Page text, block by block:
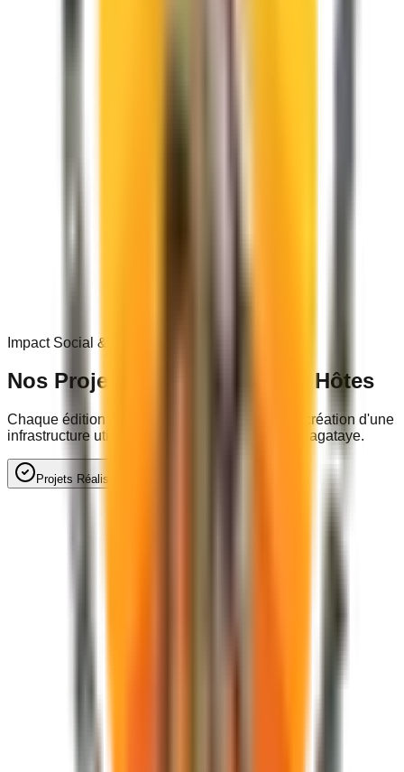
Impact Social & Communautaire
Nos Projets dans les Villages Hôtes
Chaque édition du festival finance en retour la création d'une
infrastructure utile aux populations locales du Bagataye.
Projets Réalisés